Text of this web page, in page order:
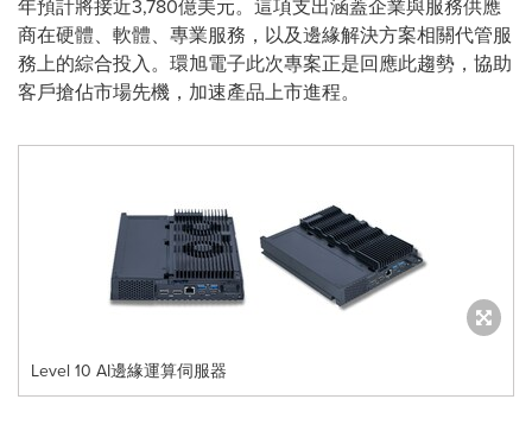
年預計將接近3,780億美元。這項支出涵蓋企業與服務供應
商在硬體、軟體、專業服務，以及邊緣解決方案相關代管服
務上的綜合投入。環旭電子此次專案正是回應此趨勢，協助
客戶搶佔市場先機，加速產品上市進程。
Level 10 AI邊緣運算伺服器